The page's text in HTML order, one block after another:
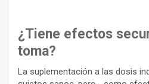
¿Tiene efectos
toma?
La suplementación a las dosis